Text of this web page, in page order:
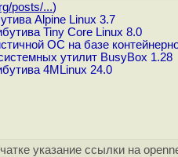
posts/...)
Alpine Linux 3.7
Tiny Core Linux 8.0
ОС на базе
утилит BusyBox 1.28
4MLinux 24.0
указание ссылки на